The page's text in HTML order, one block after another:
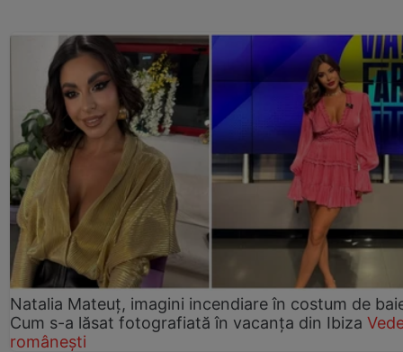
Natalia Mateuț, imagini incendiare în costum de
Cum s-a lăsat fotografiată în vacanța din Ibiza
românești